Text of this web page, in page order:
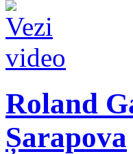
Roland
Șarapova